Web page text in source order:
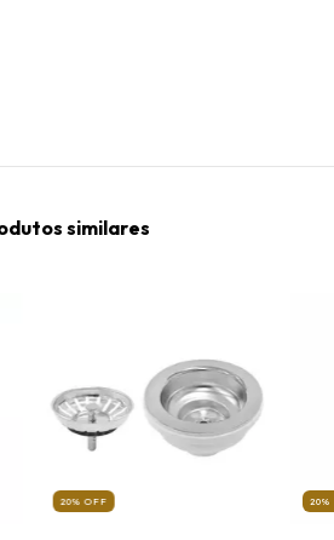
similares
20%OFF 20%